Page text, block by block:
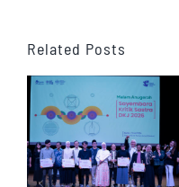
Related Posts